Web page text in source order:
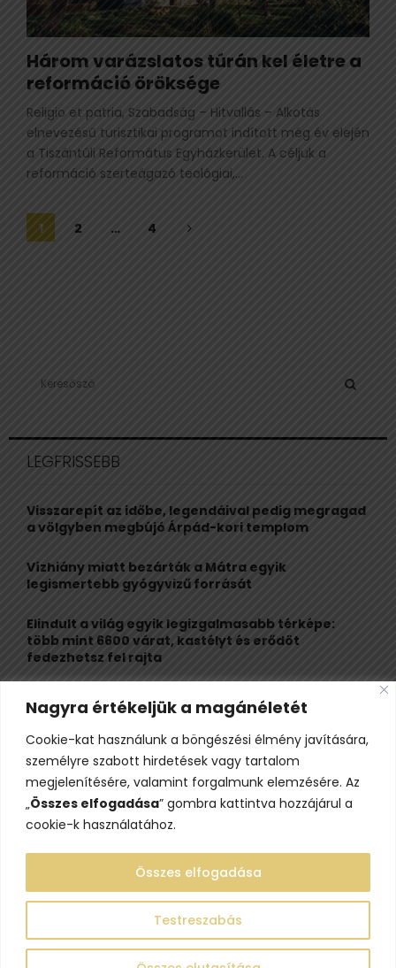
Nagyra értékeljük a magánéletét
Cookie-kat használunk a böngészési élmény javítására,
személyre szabott hirdetések vagy tartalom
megjelenítésére, valamint forgalmunk elemzésére. Az
„Összes elfogadása” gombra kattintva hozzájárul a
cookie-k használatához.
Testreszabás
Összes elfogadása
Három varázslatos túrán kel életre a
reformáció öröksége
Religio et patria, Szabadság – Hitvallás – Alkotás
elnevezésű turisztikai programot indított még év elején
a Tiszántúli Református Egyházkerület. A céljuk a
reformáció szerteágazó teológiai,...
Bejegyzések
1 2 … 4
h
o
r
LEGFRISSEBB
Visszarepít az időbe, legendáival pedig megragad
a völgyben megbújó Árpád-kori templom
Vízhiány miatt bezárták a Mátra egyik
legismertebb gyógyvizű forrását
Elindult a világ egyik legizgalmasabb térképe:
több mint 6600 várat, kastélyt és erődöt
fedezhetsz fel rajta
Kigyulladt a Szőke Tisza legendás hajóroncsa,
nagy erőkkel vonultak a tűzoltók
Életveszélyes fenyegetést kapott, elmarad Majka
erdélyi koncertje
@2023 - www.lelepo.hu. Minden jog fenntartva.